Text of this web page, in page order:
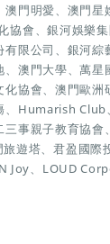
門明愛、澳門星
會、銀河娛樂
限公司、銀河
澳門大學、萬
協會、澳門歐
Humarish
事親子教育協
遊塔、君盈國際
Joy、LOUD